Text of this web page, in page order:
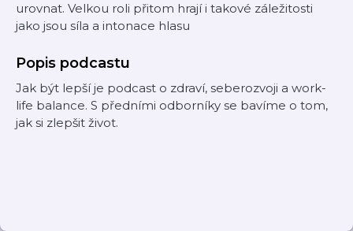
urovnat. Velkou roli přitom hrají i takové záležitosti
jako jsou síla a intonace hlasu
Popis podcastu
Jak být lepší je podcast o zdraví, seberozvoji a work-
life balance. S předními odborníky se bavíme o tom,
jak si zlepšit život.